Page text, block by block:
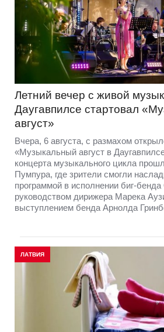
Летний вечер с живой
Даугавпилсе стартовал
август»
Вчера, 6 августа, с размахом
«Музыкальный август в
концерта музыкального цикла
Пумпура, где зрители смогли
программой в исполнении биг-
руководством дирижера Марека
выступлением бенда Арнолда
ЛАТВИЯ